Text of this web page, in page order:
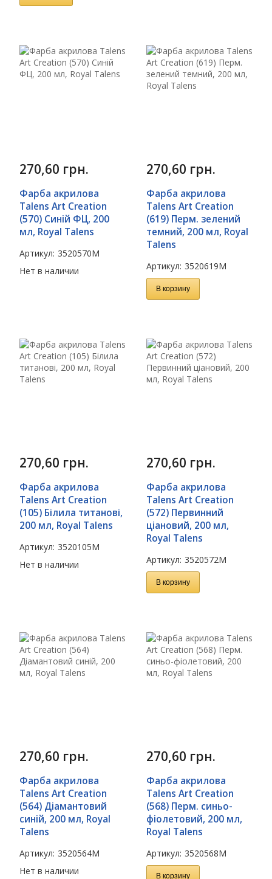
270,60 грн.
Фарба акрилова
Talens Art Creation
(570) Синій ФЦ, 200
мл, Royal Talens
Артикул: 3520570M
Нет в наличии
270,60 грн.
Фарба акрилова
Talens Art Creation
(619) Перм. зелений
темний, 200 мл, Royal
Talens
Артикул: 3520619M
В корзину
270,60 грн.
Фарба акрилова
Talens Art Creation
(105) Білила титанові,
200 мл, Royal Talens
Артикул: 3520105M
Нет в наличии
270,60 грн.
Фарба акрилова
Talens Art Creation
(572) Первинний
ціановий, 200 мл,
Royal Talens
Артикул: 3520572M
В корзину
270,60 грн.
Фарба акрилова
Talens Art Creation
(564) Діамантовий
синій, 200 мл, Royal
Talens
Артикул: 3520564M
Нет в наличии
270,60 грн.
Фарба акрилова
Talens Art Creation
(568) Перм. синьо-
фіолетовий, 200 мл,
Royal Talens
Артикул: 3520568M
В корзину